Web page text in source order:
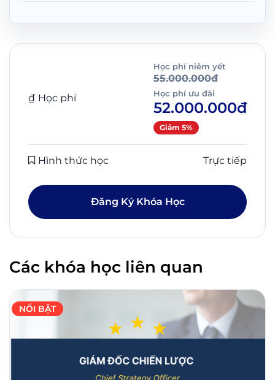
₫ Học phí
Học phí niêm yết
55.000.000đ
Học phí ưu đãi
52.000.000đ
Giảm 5%
Hình thức học Trực tiếp
Đăng Ký Khóa Học
Các khóa học liên quan
NỔI BẬT